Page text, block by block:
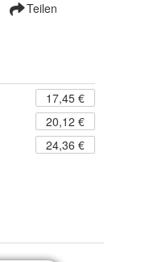
Teilen
17,45 €
20,12 €
24,36 €